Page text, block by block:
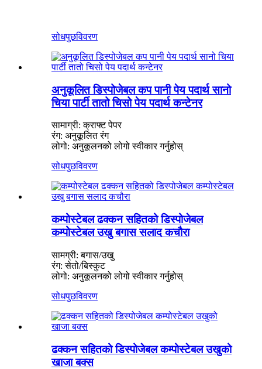
सोधपुछविवरण
अनुकूलित डिस्पोजेबल कप पानी पेय पदार्थ सानो
चिया पार्टी तातो चिसो पेय पदार्थ कन्टेनर
सामाग्री: क्राफ्ट पेपर
रंग: अनुकूलित रंग
लोगो: अनुकूलनको लोगो स्वीकार गर्नुहोस्
सोधपुछविवरण
कम्पोस्टेबल ढक्कन सहितको डिस्पोजेबल
कम्पोस्टेबल उखु बगास सलाद कचौरा
सामग्री: बगास/उखु
रंग: सेतो/बिस्कुट
लोगो: अनुकूलनको लोगो स्वीकार गर्नुहोस्
सोधपुछविवरण
ढक्कन सहितको डिस्पोजेबल कम्पोस्टेबल उखुको
खाजा बक्स